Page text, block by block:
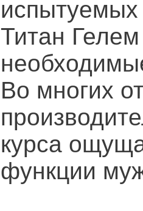
Титан
Во многих
курса
функции